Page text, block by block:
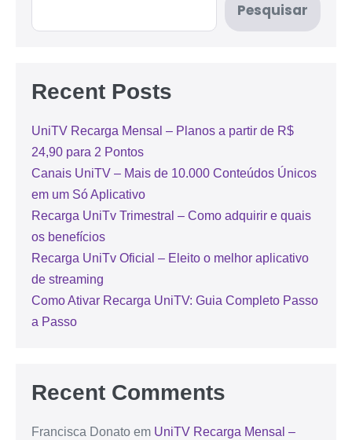
Pesquisar
Recent Posts
UniTV Recarga Mensal – Planos a partir de R$
24,90 para 2 Pontos
Canais UniTV – Mais de 10.000 Conteúdos Únicos
em um Só Aplicativo
Recarga UniTv Trimestral – Como adquirir e quais
os benefícios
Recarga UniTv Oficial – Eleito o melhor aplicativo
de streaming
Como Ativar Recarga UniTV: Guia Completo Passo
a Passo
Recent Comments
Francisca Donato em UniTV Recarga Mensal –